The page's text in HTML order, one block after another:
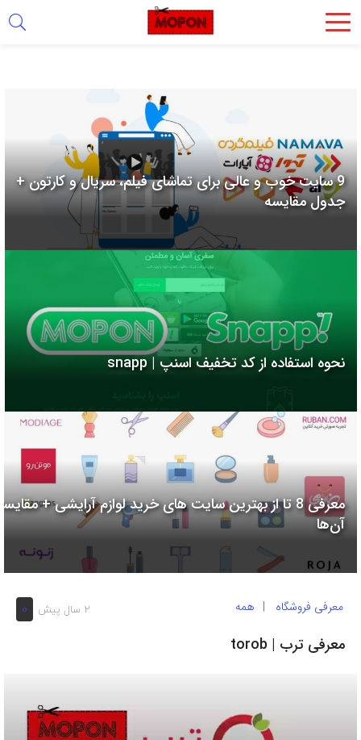
اشتراک
از
روش‌های
زیر
می‌توانید
صفحه
دوستان
خود
به
بگذارید.
لینک
9 سایت خوب و عالی برای تماشای فیلم، سریال و کارتون +
جدول مقایسه
نحوه استفاده از کد تخفیف اسنپ | snapp
معرفی 8 تا از بهترین سایت های خرید لوازم آرایشی +
آن‌ها
2 سال پیش 0 معرفی فروشگاه همه
معرفی ترب | torob